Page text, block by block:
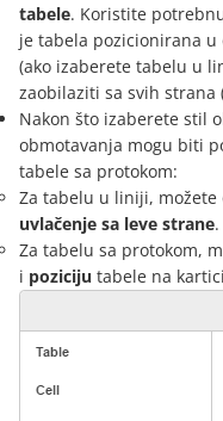
tabele. Koristite
je tabela pozicionirana
(ako izaberete tabelu u
zaobilaziti sa svih strana
Nakon što izaberete stil
obmotavanja mogu biti
tabele sa protokom:
Za tabelu u liniji,
uvlačenje sa leve strane.
Za tabelu sa protokom,
i poziciju tabele na kartici